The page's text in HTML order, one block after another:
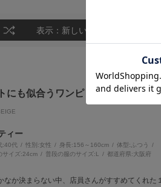
表示：新しい順
にも似合うワンピ
ィー
:40代 性別:女性 身長:156～160cm 体型: ふつう
サイズ:24cm 普段の服のサイズ:L 都道府県:大阪府
なか決まらない中、店員さんがすすめてくれ